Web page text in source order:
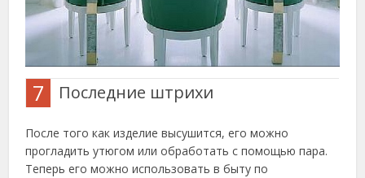
7 Последние штрихи
После того как изделие высушится, его можно
прогладить утюгом или обработать с помощью пара.
Теперь его можно использовать в быту по